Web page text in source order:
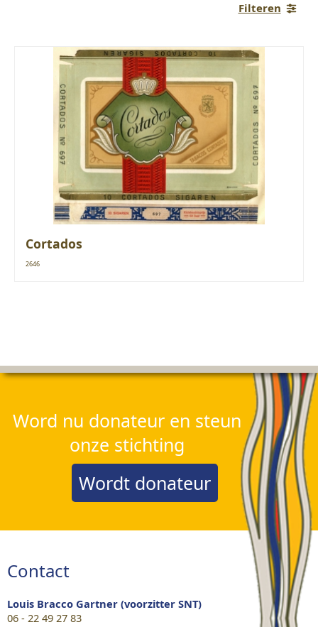
Filteren
Cortados
2646
Word nu donateur en steun
onze stichting
Wordt donateur
Contact
Louis Bracco Gartner (voorzitter SNT)
06 - 22 49 27 83